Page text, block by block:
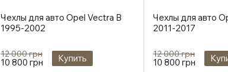
Чехлы для авто Opel Vectra B
1995-2002
12 000 грн
10 800 грн Купить
Чехлы для авто
2011-2017
12 000 грн
10 800 грн